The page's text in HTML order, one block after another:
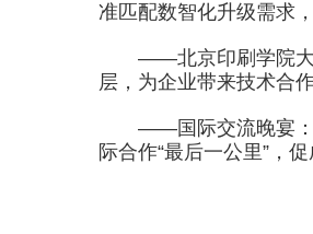
准匹配数智化升级需求
——北京印刷学院大湾
层，为企业带来技术合
——国际交流晚宴：专
际合作“最后一公里”，